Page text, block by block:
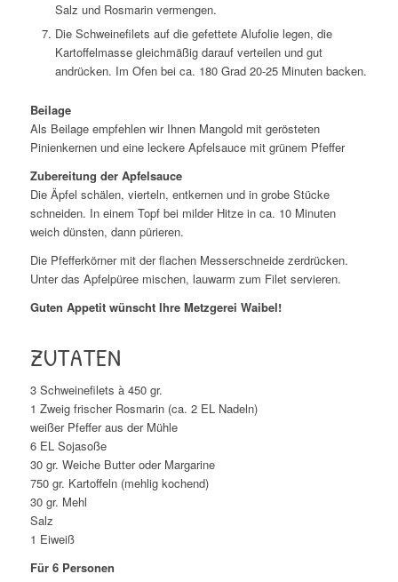
Salz und Rosmarin vermengen.
Die Schweinefilets auf die gefettete Alufolie legen, die
Kartoffelmasse gleichmäßig darauf verteilen und gut
andrücken. Im Ofen bei ca. 180 Grad 20-25 Minuten backen.
Beilage
Als Beilage empfehlen wir Ihnen Mangold mit gerösteten
Pinienkernen und eine leckere Apfelsauce mit grünem Pfeffer
Zubereitung der Apfelsauce
Die Äpfel schälen, vierteln, entkernen und in grobe Stücke
schneiden. In einem Topf bei milder Hitze in ca. 10 Minuten
weich dünsten, dann pürieren.
Die Pfefferkörner mit der flachen Messerschneide zerdrücken.
Unter das Apfelpüree mischen, lauwarm zum Filet servieren.
Guten Appetit wünscht Ihre Metzgerei Waibel!
ZUTATEN
3 Schweinefilets à 450 gr.
1 Zweig frischer Rosmarin (ca. 2 EL Nadeln)
weißer Pfeffer aus der Mühle
6 EL Sojasoße
30 gr. Weiche Butter oder Margarine
750 gr. Kartoffeln (mehlig kochend)
30 gr. Mehl
Salz
1 Eiweiß
Für 6 Personen